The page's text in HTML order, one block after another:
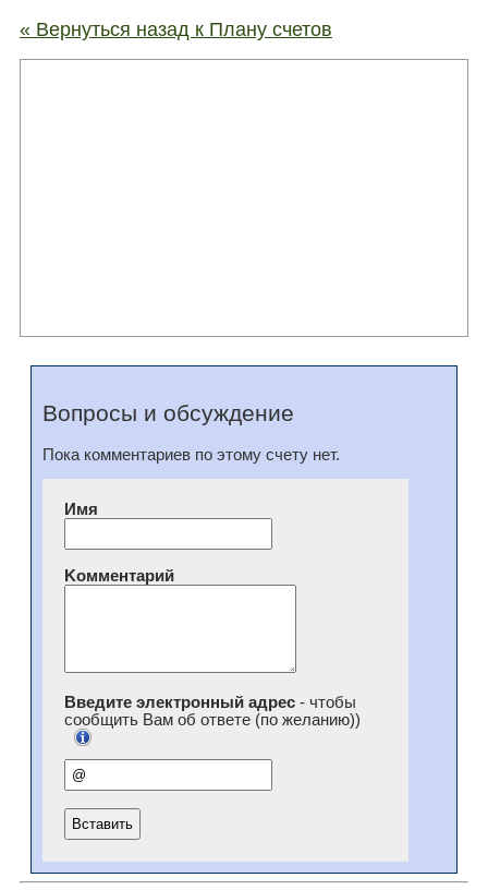
« Вернуться назад к Плану счетов
Вопросы и обсуждение
Пока комментариев по этому счету нет.
Имя
Kомментарий
Введите электронный адрес- чтобы
сообщить Вам об ответе (по желанию))